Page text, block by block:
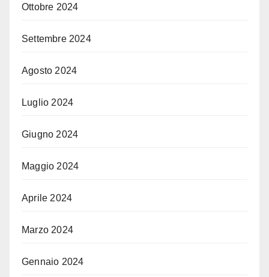
Ottobre 2024
Settembre 2024
Agosto 2024
Luglio 2024
Giugno 2024
Maggio 2024
Aprile 2024
Marzo 2024
Gennaio 2024